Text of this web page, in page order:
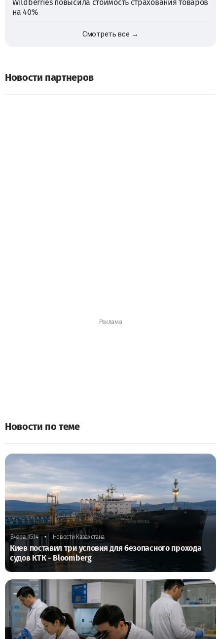
Wildberries повысила стоимость страхования товаров
на 40%
Смотреть все →
Новости партнеров
Новости по теме
Вчера, 15:14 • Новости Казахстана
Киев поставил три условия для безопасного прохода
судов КТК - Bloomberg